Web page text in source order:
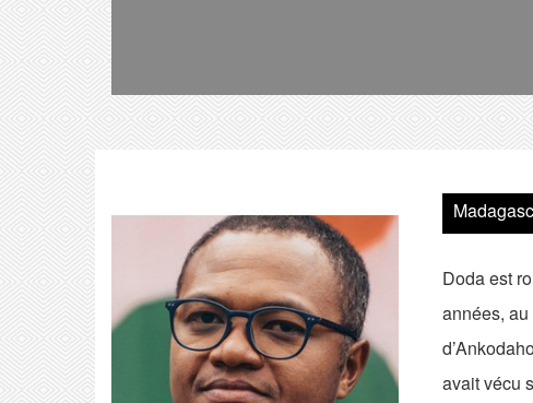
Doda est
années, au
avait vécu